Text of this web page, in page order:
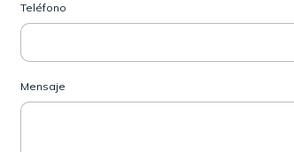
Teléfono
Mensaje